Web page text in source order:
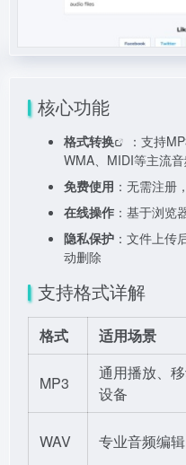
核心功能
格式转换
：支持
WMA、MIDI等主流
免费使用 ：无需注册
在线操作 ：基于浏览
隐私保护 ：文件上传
动删除
支持格式详解
格式 适用场景
MP3
通用播放、
设备
WAV 专业音频编辑